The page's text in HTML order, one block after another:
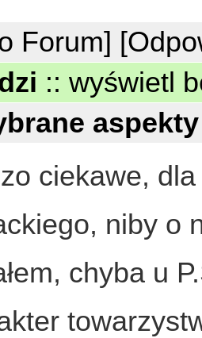
Forum]
:: wyświetl
ciekawe,
niby o
chyba u